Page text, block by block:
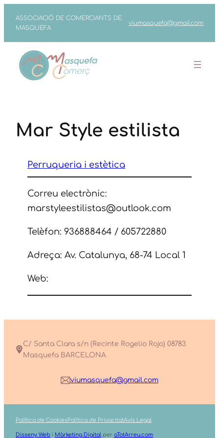
contingut
ASSOCIACIÓ DE COMERCIANTS DE
MASQUEFA
viumasquefa@gmail.com
Mar Style estilista
Perruqueria i estètica
Correu electrònic:
marstyleestilistas@outlook.com
Telèfon: 936888464 / 605722880
Adreça: Av. Catalunya, 68-74 Local 1
Web:
C/ Santa Clara s/n (Recinte Rogelio Rojo) 08783
Masquefa BARCELONA
viumasquefa@gmail.com
Política de CookiesPolítica de PrivacitatAvís Legal
Disseny Web i Màrketing Digital per aTotArreu.com